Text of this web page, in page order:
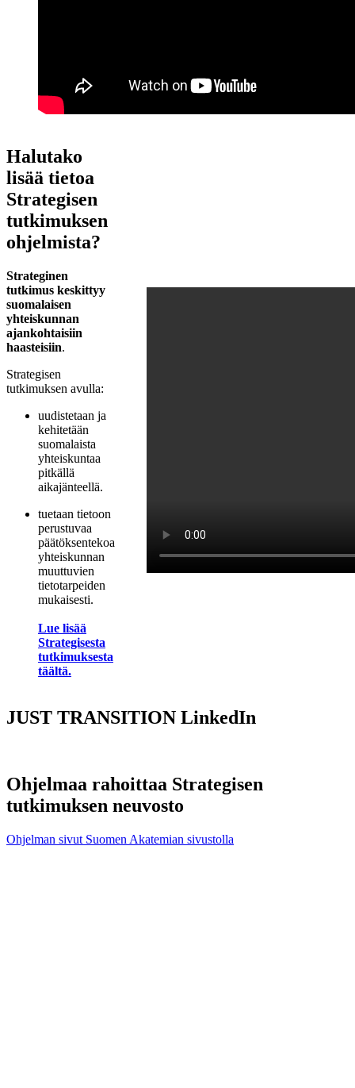
Halutako
lisää tietoa
Strategisen
tutkimuksen
ohjelmista?
Strateginen
tutkimus keskittyy
suomalaisen
yhteiskunnan
ajankohtaisiin
haasteisiin.
Strategisen
tutkimuksen avulla:
uudistetaan ja
kehitetään
suomalaista
yhteiskuntaa
pitkällä
aikajänteellä.
tuetaan tietoon
perustuvaa
päätöksentekoa
yhteiskunnan
muuttuvien
tietotarpeiden
mukaisesti.
Lue lisää
Strategisesta
tutkimuksesta
täältä.
JUST TRANSITION LinkedIn
Ohjelmaa rahoittaa Strategisen
tutkimuksen neuvosto
Ohjelman sivut Suomen Akatemian sivustolla